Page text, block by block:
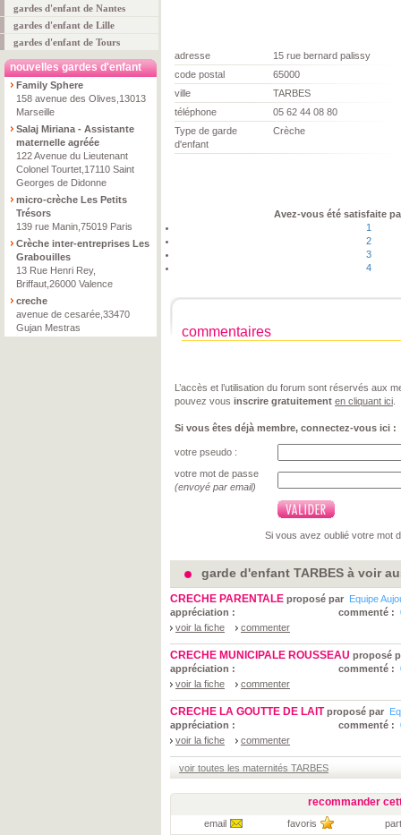
gardes d'enfant de Nantes
gardes d'enfant de Lille
gardes d'enfant de Tours
nouvelles gardes d'enfant
Family Sphere
158 avenue des Olives,13013
Marseille
Salaj Miriana - Assistante
maternelle agréée
122 Avenue du Lieutenant
Colonel Tourtet,17110 Saint
Georges de Didonne
micro-crèche Les Petits
Trésors
139 rue Manin,75019 Paris
Crèche inter-entreprises Les
Grabouilles
13 Rue Henri Rey,
Briffaut,26000 Valence
creche
avenue de cesarée,33470
Gujan Mestras
adresse
15 rue bernard palissy
code postal
65000
ville
TARBES
téléphone
05 62 44 08 80
Type de garde
d'enfant
Crèche
Avez-vous été satisfaite
1
2
3
4
commentaires
L’accès et l’utilisation du forum sont réservés aux
pouvez vous inscrire gratuitement en cliquant ici
Si vous êtes déjà membre, connectez-vous ici :
votre pseudo :
votre mot de passe
(envoyé par email)
Si vous avez oublié votre mot
garde d'enfant TARBES à voir
CRECHE PARENTALE proposé par Equipe
appréciation :
commenté :
voir la fiche
commenter
CRECHE MUNICIPALE ROUSSEAU proposé
appréciation :
commenté :
voir la fiche
commenter
CRECHE LA GOUTTE DE LAIT proposé par
appréciation :
commenté :
voir la fiche
commenter
voir toutes les maternités TARBES
recommander
email favoris